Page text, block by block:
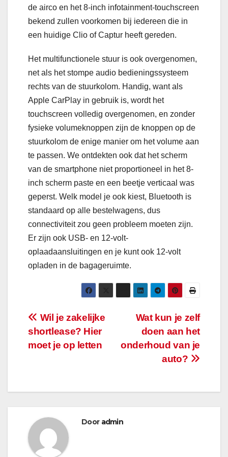
de airco en het 8-inch infotainment-touchscreen
bekend zullen voorkomen bij iedereen die in
een huidige Clio of Captur heeft gereden.
Het multifunctionele stuur is ook overgenomen,
net als het stompe audio bedieningssysteem
rechts van de stuurkolom. Handig, want als
Apple CarPlay in gebruik is, wordt het
touchscreen volledig overgenomen, en zonder
fysieke volumeknoppen zijn de knoppen op de
stuurkolom de enige manier om het volume aan
te passen. We ontdekten ook dat het scherm
van de smartphone niet proportioneel in het 8-
inch scherm paste en een beetje verticaal was
geperst. Welk model je ook kiest, Bluetooth is
standaard op alle bestelwagens, dus
connectiviteit zou geen probleem moeten zijn.
Er zijn ook USB- en 12-volt-
oplaadaansluitingen en je kunt ook 12-volt
opladen in de bagageruimte.
Bericht
navigatie
Wat kun je zelf
doen aan het
onderhoud van je
auto?
Wil je zakelijke
shortlease? Hier
moet je op letten
Door admin